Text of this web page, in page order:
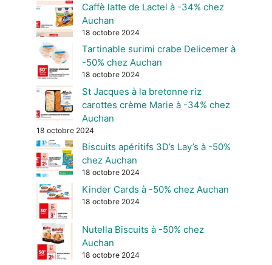
Caffè latte de Lactel à -34% chez
Auchan
18 octobre 2024
Tartinable surimi crabe Delicemer à
-50% chez Auchan
18 octobre 2024
St Jacques à la bretonne riz
carottes crème Marie à -34% chez
Auchan
18 octobre 2024
Biscuits apéritifs 3D’s Lay’s à -50%
chez Auchan
18 octobre 2024
Kinder Cards à -50% chez Auchan
18 octobre 2024
Nutella Biscuits à -50% chez
Auchan
18 octobre 2024